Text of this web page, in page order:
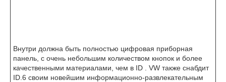
Внутри должна быть полностью цифровая приборная
панель, с очень небольшим количеством кнопок и более
качественными материалами, чем в ID . VW также снабдит
ID.6 своим новейшим информационно-развлекательным